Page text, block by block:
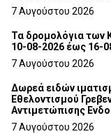
7 Αυγούστου 2026
Τα δρομολόγια των
10-08-2026 έως 16-
7 Αυγούστου 2026
Δωρεά ειδών
Εθελοντισμού
Αντιμετώπισης
Τμήματος Γρεβενών
7 Αυγούστου 2026